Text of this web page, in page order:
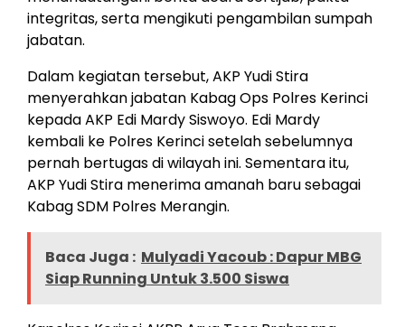
integritas, serta mengikuti pengambilan sumpah
jabatan.
Dalam kegiatan tersebut, AKP Yudi Stira
menyerahkan jabatan Kabag Ops Polres Kerinci
kepada AKP Edi Mardy Siswoyo. Edi Mardy
kembali ke Polres Kerinci setelah sebelumnya
pernah bertugas di wilayah ini. Sementara itu,
AKP Yudi Stira menerima amanah baru sebagai
Kabag SDM Polres Merangin.
Baca Juga : Mulyadi Yacoub : Dapur MBG
Siap Running Untuk 3.500 Siswa